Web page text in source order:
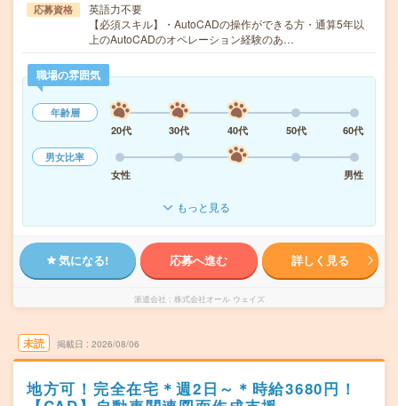
応募資格
英語力不要
【必須スキル】・AutoCADの操作ができる方・通算5年以
上のAutoCADのオペレーション経験のあ…
職場の雰囲気
年齢層
20代
30代 40代 50代
60代
男女比率
女性
男性
もっと見る
気になる! 応募へ進む 詳しく見る
派遣会社 株式会社オール ウェイズ
未読 掲載日 2026/08/06
地方可！完全在宅＊週2日～＊時給3680円！